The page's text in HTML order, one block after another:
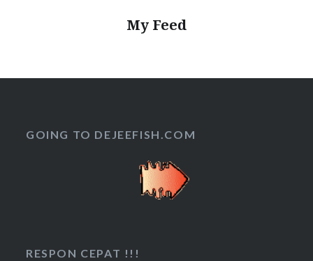
My Feed
GOING TO DEJEEFISH.COM
RESPON CEPAT !!!